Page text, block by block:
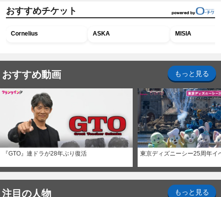
おすすめチケット
Cornelius ASKA MISIA
おすすめ動画 もっと見る
『GTO』連ドラが28年ぶり復活 東京ディズニーシー25周年イ
注目の人物 もっと見る